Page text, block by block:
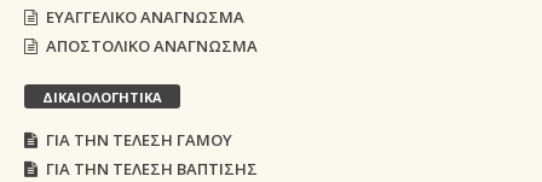
ΕΥΑΓΓΕΛΙΚΟ ΑΝΑΓΝΩΣΜΑ
ΑΠΟΣΤΟΛΙΚΟ ΑΝΑΓΝΩΣΜΑ
ΔΙΚΑΙΟΛΟΓΗΤΙΚΑ
ΓΙΑ ΤΗΝ ΤΕΛΕΣΗ ΓΑΜΟΥ
ΓΙΑ ΤΗΝ ΤΕΛΕΣΗ ΒΑΠΤΙΣΗΣ